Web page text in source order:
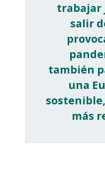
trabajar
salir
también
una
más